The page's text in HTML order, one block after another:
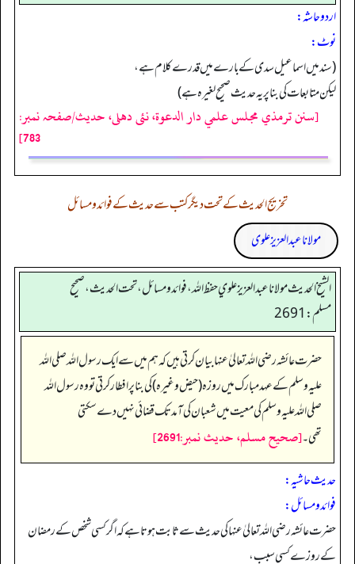
اردو حاشہ:
نوٹ:
(سند میں اسماعیل سدی کے بارے میں قدرے کلام ہے،
لیکن متابعات کی بنا پر یہ حدیث صحیح لغیرہ ہے)
[سنن ترمذي مجلس علمي دار الدعوة، نئى دهلى، حدیث/صفحہ نمبر:
783]
تخریج الحدیث کے تحت دیگر کتب سے حدیث کے فوائد و مسائل
مولانا عبد العزیز علوی
الشيخ الحديث مولانا عبدالعزيز علوي حفظ الله، فوائد و مسائل، تحت الحديث ، صحيح
مسلم: 2691
حضرت عائشہ رضی اللہ تعالیٰ عنہا بیان کرتی ہیں کہ ہم میں سے ایک رسول اللہ صلی اللہ
علیہ وسلم کے عہد مبارک میں روزہ (حیض وغیرہ) کی بنا پر افطار کرتی تو وہ رسول اللہ
صلی اللہ علیہ وسلم کی معیت میں شعبان کی آمد تک قضائی نہیں دے سکتی
تھی۔[صحيح مسلم، حديث نمبر:2691]
حدیث حاشیہ:
فوائد ومسائل:
حضرت عائشہ رضی اللہ تعالیٰ عنہا کی حدیث سے ثابت ہوتا ہے کہ اگر کسی شخص کے رمضان
کے روزے کسی سبب،